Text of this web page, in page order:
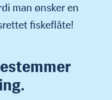
man ønsker en
fiskeflåte!